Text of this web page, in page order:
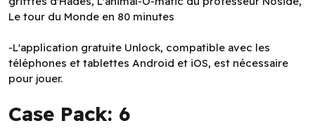
Le tour du Monde en 80 minutes
-L'application gratuite Unlock, compatible avec les
téléphones et tablettes Android et iOS, est nécessaire
pour jouer.
Case Pack: 6